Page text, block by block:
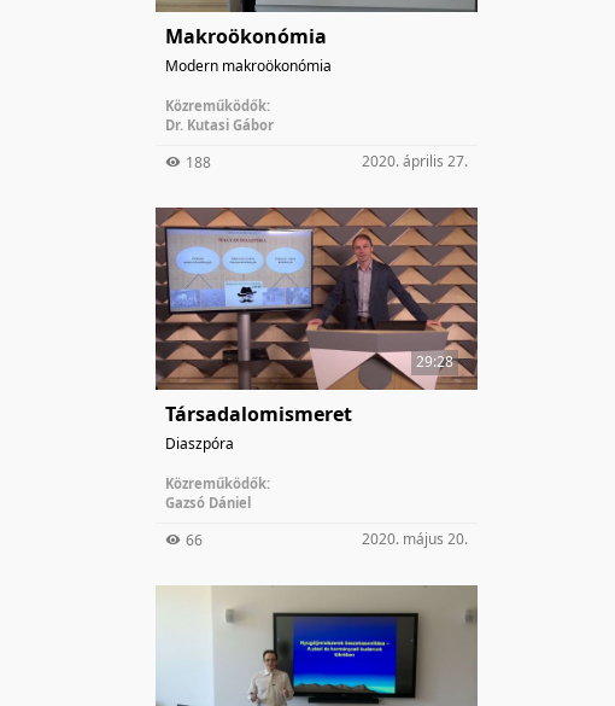
Makroökonómia
Modern makroökonómia
Közreműködők:
Dr. Kutasi Gábor
188 2020. április 27.
29:28
Társadalomismeret
Diaszpóra
Közreműködők:
Gazsó Dániel
66 2020. május 20.